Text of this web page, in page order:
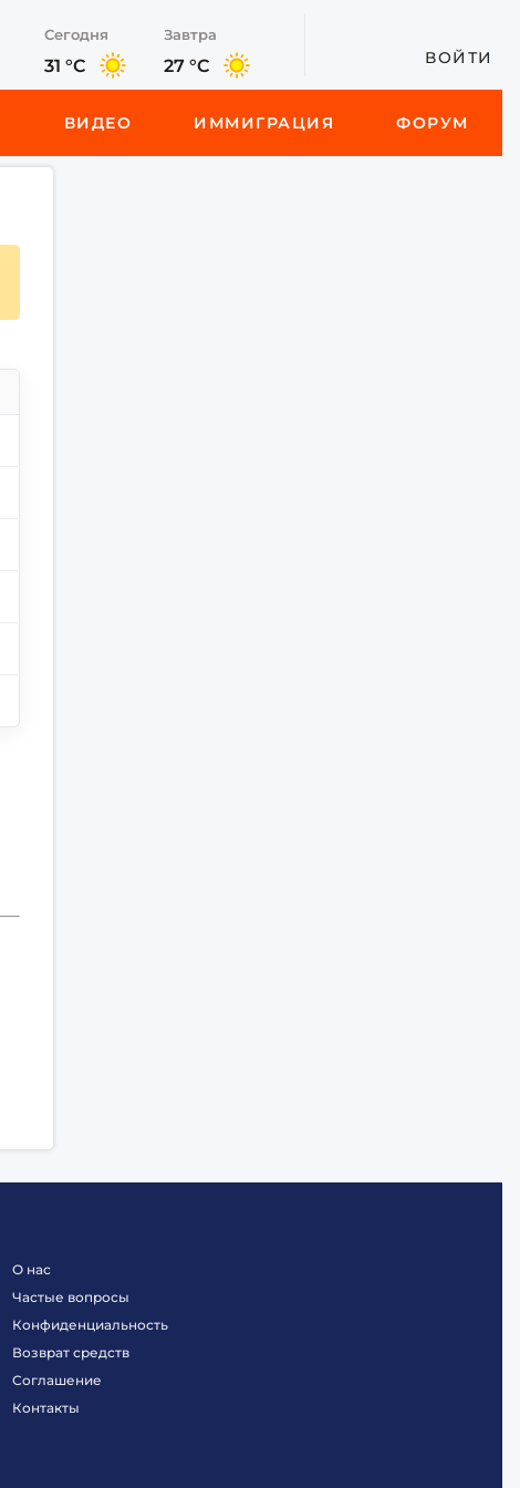
Сегодня
31 °C
Завтра
27 °C ВОЙТИ
ВИДЕО ИММИГРАЦИЯ ФОРУМ
О нас
Частые вопросы
Конфиденциальность
Возврат средств
Соглашение
Контакты